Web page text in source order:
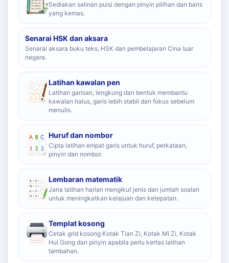
Sediakan salinan puisi dengan pinyin pilihan dan baris
yang kemas.
Senarai HSK dan aksara
Senarai aksara buku teks, HSK dan pembelajaran Cina luar
negara.
Latihan kawalan pen
Latihan garisan, lengkung dan bentuk membantu
kawalan halus, garis lebih stabil dan fokus sebelum
menulis.
Huruf dan nombor
Cipta latihan empat garis untuk huruf, perkataan,
pinyin dan nombor.
Lembaran matematik
Jana latihan harian mengikut jenis dan jumlah soalan
untuk meningkatkan kelajuan dan ketepatan.
Templat kosong
Cetak grid kosong Kotak Tian Zi, Kotak Mi Zi, Kotak
Hui Gong dan pinyin apabila perlu kertas latihan
tambahan.